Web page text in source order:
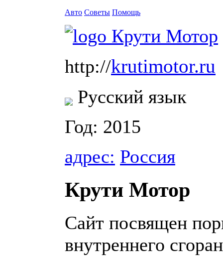
Авто Советы Помощь
http://krutimotor.ru
Русский язык
Год: 2015
адрес: Россия
Крути Мотор
Сайт посвящен
внутреннего